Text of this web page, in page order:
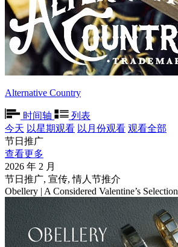
Alternative Country
时间轴
列表
今天 以星期观看 以月份观看 观看全部
节日推广
查看更多
2026 年 2 月
节日推广, 宣传, 情人节推介
Obellery | A Considered Valentine’s Selection